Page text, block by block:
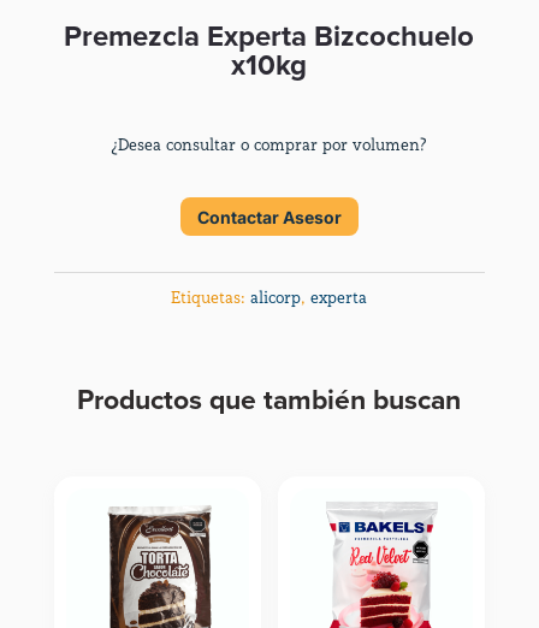
Premezcla Experta Bizcochuelo
x10kg
¿Desea consultar o comprar por volumen?
Contactar Asesor
Etiquetas:alicorp,experta
Productos que también buscan